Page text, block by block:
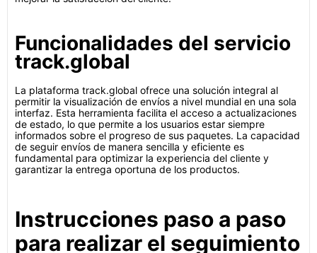
Funcionalidades del servicio
track.global
La plataforma track.global ofrece una solución integral al
permitir la visualización de envíos a nivel mundial en una sola
interfaz. Esta herramienta facilita el acceso a actualizaciones
de estado, lo que permite a los usuarios estar siempre
informados sobre el progreso de sus paquetes. La capacidad
de seguir envíos de manera sencilla y eficiente es
fundamental para optimizar la experiencia del cliente y
garantizar la entrega oportuna de los productos.
Instrucciones paso a paso
para realizar el seguimiento